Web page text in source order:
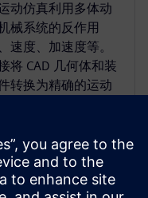
动仿真利用多体动
械系统的反作用
速度、加速度等。
将 CAD 几何体和装
转换为精确的运动
型。通过嵌入式运
强大的后处理功
究各种机构行为。
运动仿真软件可帮